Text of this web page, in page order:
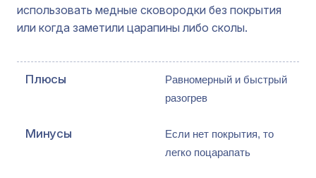
использовать медные сковородки без покрытия
или когда заметили царапины либо сколы.
Равномерный и быстрый
разогрев
Если нет покрытия, то
легко поцарапать